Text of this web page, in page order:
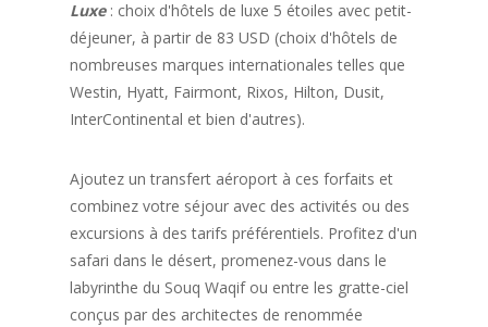
Luxe: choix d'hôtels de luxe 5 étoiles avec petit-
déjeuner, à partir de 83 USD (choix d'hôtels de
nombreuses marques internationales telles que
Westin, Hyatt, Fairmont, Rixos, Hilton, Dusit,
InterContinental et bien d'autres).
Ajoutez un transfert aéroport à ces forfaits et
combinez votre séjour avec des activités ou des
excursions à des tarifs préférentiels. Profitez d'un
safari dans le désert, promenez-vous dans le
labyrinthe du Souq Waqif ou entre les gratte-ciel
conçus par des architectes de renommée